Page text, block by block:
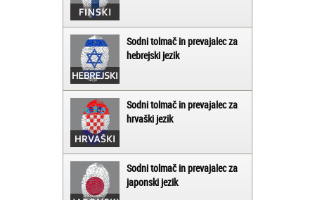
Sodni tolmač in prevajalec za
hebrejski jezik
Sodni tolmač in prevajalec za
hrvaški jezik
Sodni tolmač in prevajalec za
japonski jezik